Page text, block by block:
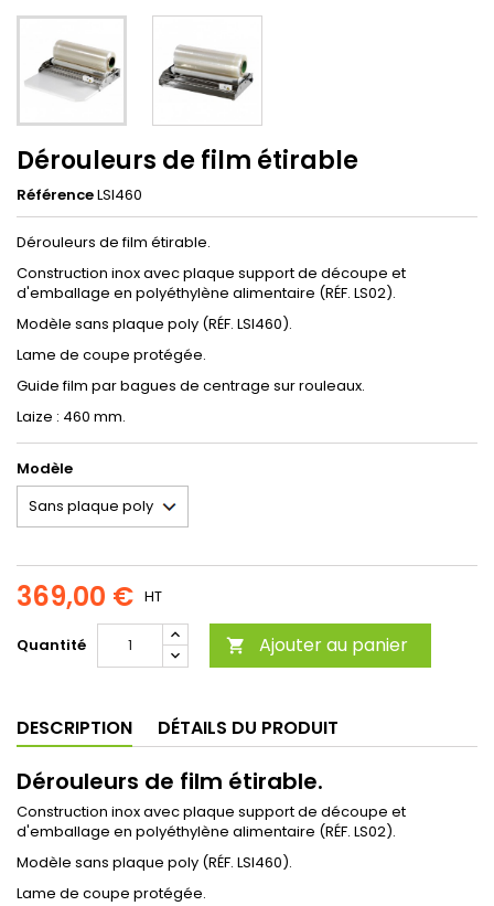
Dérouleurs de film étirable
RéférenceLSI460
Dérouleurs de film étirable.
Construction inox avec plaque support de découpe et
d'emballage en polyéthylène alimentaire (RÉF. LS02).
Modèle sans plaque poly (RÉF. LSI460).
Lame de coupe protégée.
Guide film par bagues de centrage sur rouleaux.
Laize : 460 mm.
Modèle
369,00 € HT
Quantité  Ajouter au panier
DESCRIPTION DÉTAILS DU PRODUIT
Dérouleurs de film étirable.
Construction inox avec plaque support de découpe et
d'emballage en polyéthylène alimentaire (RÉF. LS02).
Modèle sans plaque poly (RÉF. LSI460).
Lame de coupe protégée.